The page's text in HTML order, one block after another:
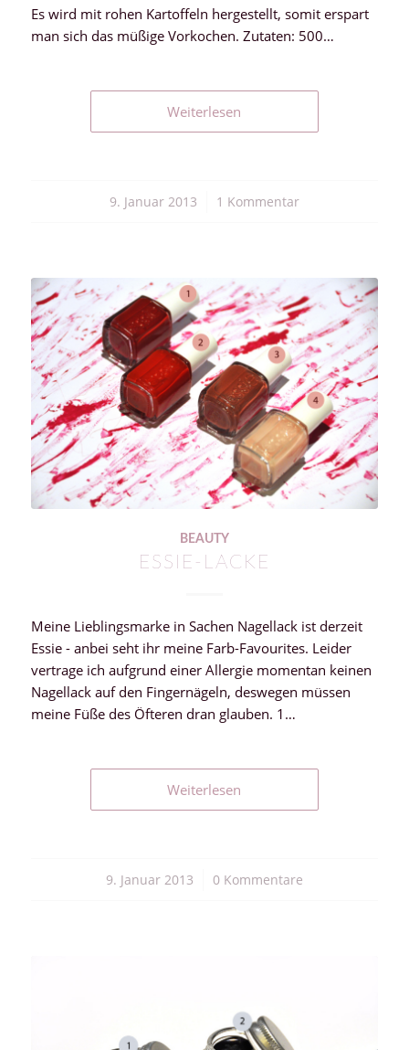
Es wird mit rohen Kartoffeln hergestellt, somit erspart
man sich das müßige Vorkochen. Zutaten: 500…
Weiterlesen
9. Januar 2013
/ 1 Kommentar
BEAUTY
ESSIE-LACKE
Meine Lieblingsmarke in Sachen Nagellack ist derzeit
Essie - anbei seht ihr meine Farb-Favourites. Leider
vertrage ich aufgrund einer Allergie momentan keinen
Nagellack auf den Fingernägeln, deswegen müssen
meine Füße des Öfteren dran glauben. 1…
Weiterlesen
9. Januar 2013
/ 0 Kommentare